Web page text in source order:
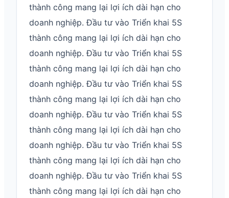
thành công mang lại lợi ích dài hạn cho
doanh nghiệp. Đầu tư vào Triển khai 5S
thành công mang lại lợi ích dài hạn cho
doanh nghiệp. Đầu tư vào Triển khai 5S
thành công mang lại lợi ích dài hạn cho
doanh nghiệp. Đầu tư vào Triển khai 5S
thành công mang lại lợi ích dài hạn cho
doanh nghiệp. Đầu tư vào Triển khai 5S
thành công mang lại lợi ích dài hạn cho
doanh nghiệp. Đầu tư vào Triển khai 5S
thành công mang lại lợi ích dài hạn cho
doanh nghiệp. Đầu tư vào Triển khai 5S
thành công mang lại lợi ích dài hạn cho